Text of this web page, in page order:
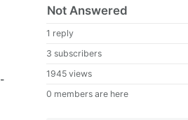
Not Answered
1 reply
3 subscribers
1945 views
0 members are here